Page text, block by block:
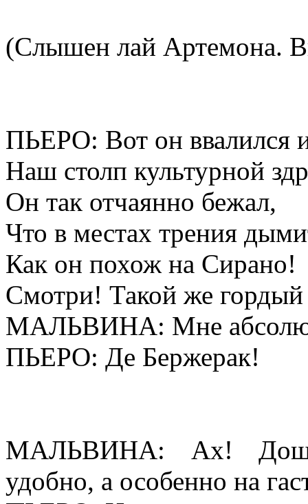
(Слышен лай Артемона.
ПЬЕРО: Вот он ввалился
Наш столп культурной
Он так отчаянно бежал,
Что в местах трения
Как он похож на Сирано!
Смотри! Такой же
МАЛЬВИНА: Мне
ПЬЕРО: Де Бержерак!
МАЛЬВИНА: Ах!
удобно, а особенно на